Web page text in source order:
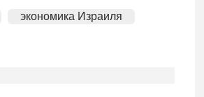
экономика Израиля